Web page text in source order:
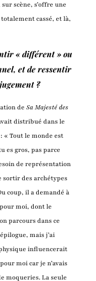
scène, s’offre une
cassé, et là,
« différent » ou
et de ressentir
?
de Sa Majesté des
distribué dans le
« Tout le monde est
es gros, pas parce
de représentation
sortir des archétypes
coup, il a demandé à
moi, dont le
parcours dans ce
mais j’ai
influencerait
moi car je n’avais
moqueries. La seule